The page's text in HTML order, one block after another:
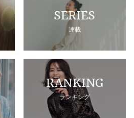
SERIES
連載
RANKING
ランキング